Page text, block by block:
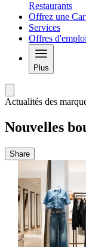
Restaurants
Offrez une
Services
Offres d'emploi
Plus
Actualités des
Nouvelles
Share